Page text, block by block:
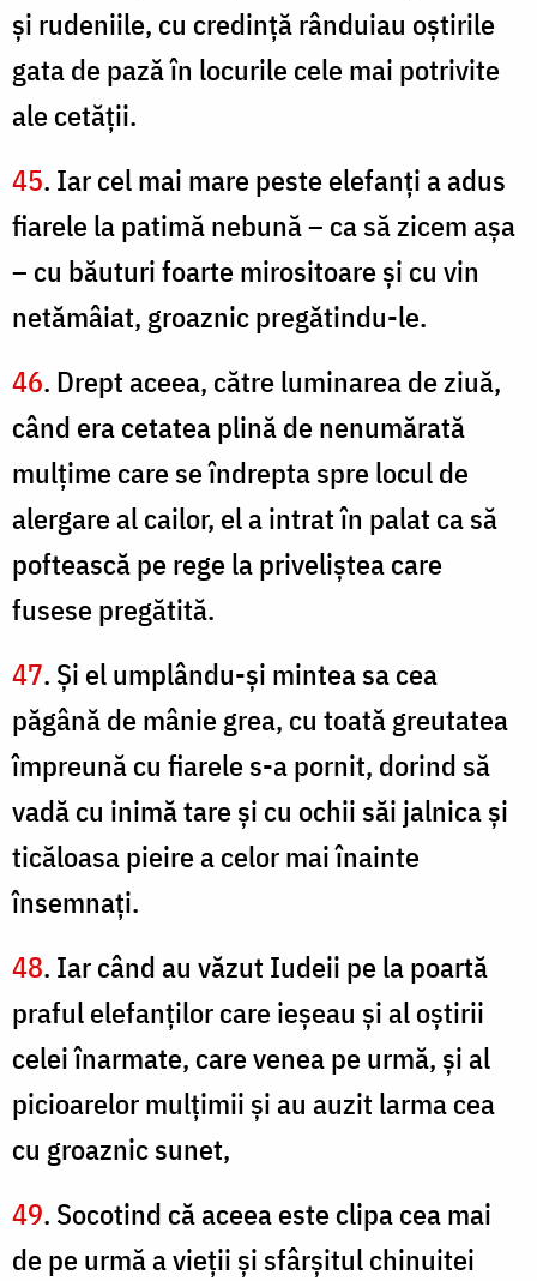
şi rudeniile, cu credinţă rânduiau oştirile
gata de pază în locurile cele mai potrivite
ale cetăţii.
45. Iar cel mai mare peste elefanţi a adus
fiarele la patimă nebună – ca să zicem aşa
– cu băuturi foarte mirositoare şi cu vin
netămâiat, groaznic pregătindu-le.
46. Drept aceea, către luminarea de ziuă,
când era cetatea plină de nenumărată
mulţime care se îndrepta spre locul de
alergare al cailor, el a intrat în palat ca să
poftească pe rege la priveliştea care
fusese pregătită.
47. Şi el umplându-şi mintea sa cea
păgână de mânie grea, cu toată greutatea
împreună cu fiarele s-a pornit, dorind să
vadă cu inimă tare şi cu ochii săi jalnica şi
ticăloasa pieire a celor mai înainte
însemnaţi.
48. Iar când au văzut Iudeii pe la poartă
praful elefanţilor care ieşeau şi al oştirii
celei înarmate, care venea pe urmă, şi al
picioarelor mulţimii şi au auzit larma cea
cu groaznic sunet,
49. Socotind că aceea este clipa cea mai
de pe urmă a vieţii şi sfârşitul chinuitei